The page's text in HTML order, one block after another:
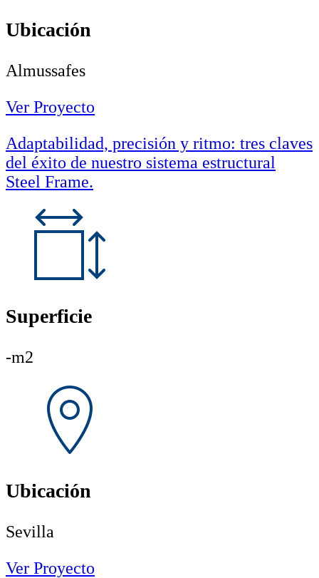
Ubicación
Almussafes
Ver Proyecto
Adaptabilidad, precisión y ritmo: tres claves
del éxito de nuestro sistema estructural
Steel Frame.
Superficie
-m2
Ubicación
Sevilla
Ver Proyecto